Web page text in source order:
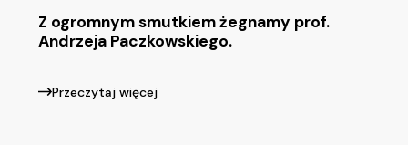
Z ogromnym smutkiem żegnamy prof.
Andrzeja Paczkowskiego.
Przeczytaj więcej